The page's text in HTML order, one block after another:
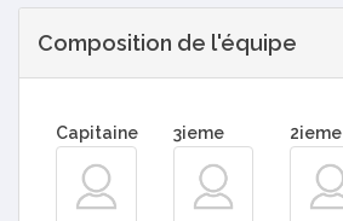
Composition de l'équipe
Capitaine 3ieme 2ieme